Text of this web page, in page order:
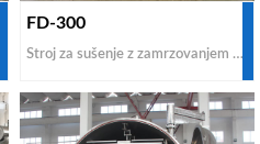
FD-300
Stroj za sušenje z zamrzovanjem 300 kg je stroškovno učinkovit model za hrano v prodaji. Če morate kupiti najboljši industrijski sušilni stroj za komercialno uporabo od kitajskih proizvajalcev in dobaviteljev, nas kontaktirajte, da dobite najcenejše tovarniške cene za naslednji dve možnosti: Možnost 1: prevodni tip FD-300. Možnost 2: sevalni tip FD-300. Oba sta največji integrirani tip (vse v enem) sušilnega stroja z zmrzovanjem.